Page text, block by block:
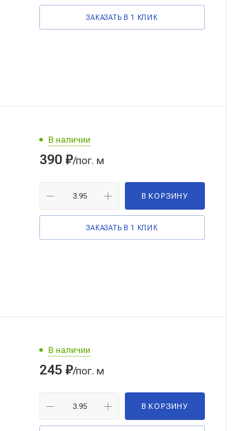
ЗАКАЗАТЬ В 1 КЛИК
В наличии
390 ₽/пог. м
В КОРЗИНУ
ЗАКАЗАТЬ В 1 КЛИК
В наличии
245 ₽/пог. м
В КОРЗИНУ